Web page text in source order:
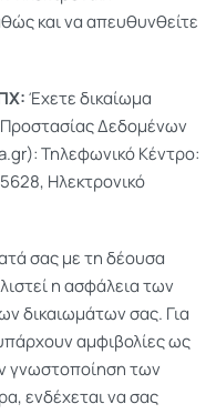
και να απευθυνθείτε
Έχετε δικαίωμα
Δεδομένων
Τηλεφωνικό Κέντρο:
Ηλεκτρονικό
σας με τη δέουσα
η ασφάλεια των
δικαιωμάτων σας. Για
αμφιβολίες ως
γνωστοποίηση των
ενδέχεται να σας